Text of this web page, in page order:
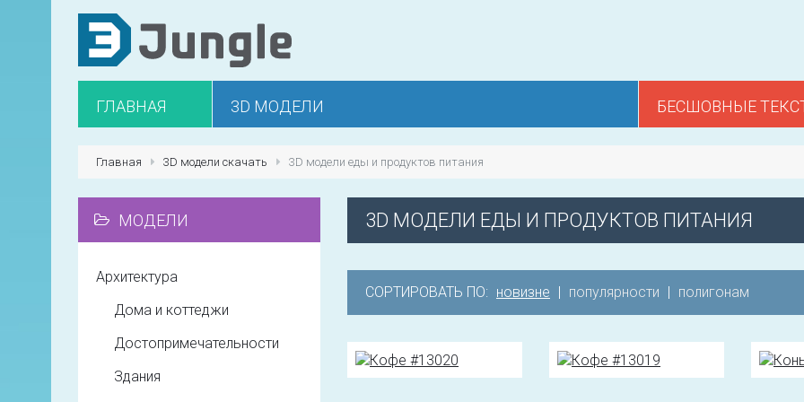
ГЛАВНАЯ 3D МОДЕЛИ БЕСШОВНЫЕ
Главная 3D модели скачать 3D модели еды и продуктов питания
3D МОДЕЛИ ЕДЫ И ПРОДУКТОВ ПИТАНИЯ
СОРТИРОВАТЬ ПО: новизне | популярности | полигонам
МОДЕЛИ
Архитектура
Дома и коттеджи
Достопримечательности
Здания